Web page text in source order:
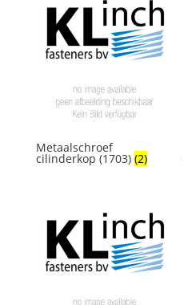
Metaalschroef
cilinderkop (1703) (2)